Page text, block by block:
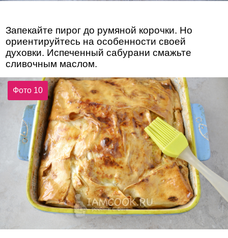
Запекайте пирог до румяной корочки. Но
ориентируйтесь на особенности своей
духовки. Испеченный сабурани смажьте
сливочным маслом.
Фото 10